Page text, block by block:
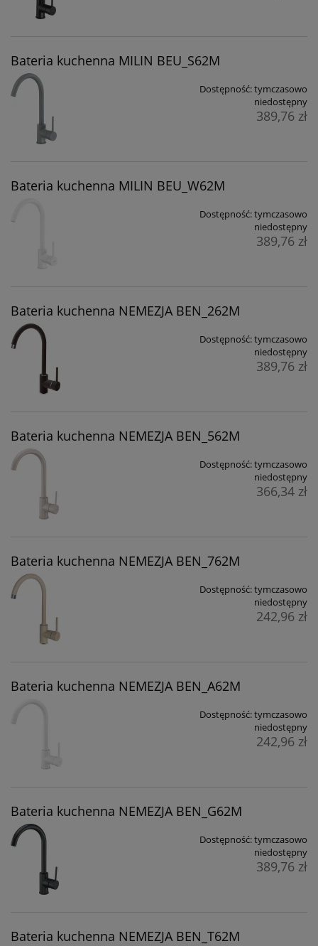
Bateria kuchenna MILIN BEU_S62M
Dostępność:tymczasowo
niedostępny
389,76 zł
Bateria kuchenna MILIN BEU_W62M
Dostępność:tymczasowo
niedostępny
389,76 zł
Bateria kuchenna NEMEZJA BEN_262M
Dostępność:tymczasowo
niedostępny
389,76 zł
Bateria kuchenna NEMEZJA BEN_562M
Dostępność:tymczasowo
niedostępny
366,34 zł
Bateria kuchenna NEMEZJA BEN_762M
Dostępność:tymczasowo
niedostępny
242,96 zł
Bateria kuchenna NEMEZJA BEN_A62M
Dostępność:tymczasowo
niedostępny
242,96 zł
Bateria kuchenna NEMEZJA BEN_G62M
Dostępność:tymczasowo
niedostępny
389,76 zł
Bateria kuchenna NEMEZJA BEN_T62M